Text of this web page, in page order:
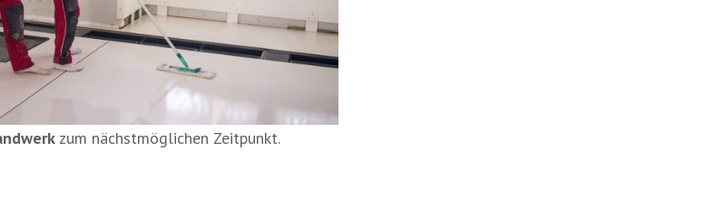
zum nächstmöglichen Zeitpunkt.